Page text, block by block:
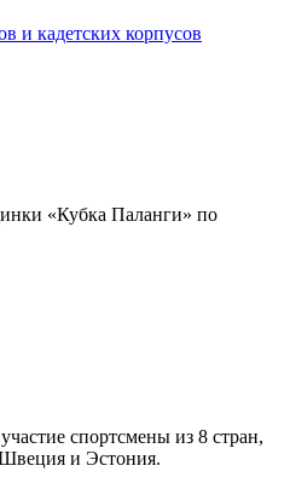
и кадетских корпусов
«Кубка Паланги» по
спортсмены из 8 стран,
и Эстония.